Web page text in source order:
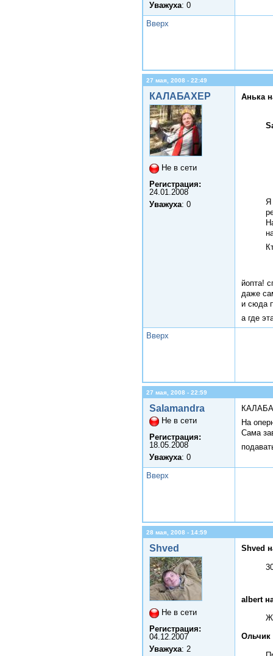
Уважуха: 0
Вверх
27 мая, 2008 - 22:49
КАЛАБАХЕР
Не в сети
Регистрация:
24.01.2008
Уважуха: 0
Анька
Я
йопта!
даже
и сюда
а где
Вверх
27 мая, 2008 - 22:59
Salamandra
Не в сети
Регистрация:
18.05.2008
Уважуха: 0
На
Сама
Вверх
28 мая, 2008 - 14:59
Shved
Не в сети
Регистрация:
04.12.2007
Уважуха: 2
Shved
albert
Ольчик